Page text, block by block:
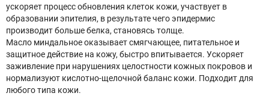
ускоряет процесс обновления клеток кожи, участвует в
образовании эпителия, в результате чего эпидермис
производит больше белка, становясь толще.
Масло миндальное оказывает смягчающее, питательное и
защитное действие на кожу, быстро впитывается. Ускоряет
заживление при нарушениях целостности кожных покровов и
нормализуют кислотно-щелочной баланс кожи. Подходит для
любого типа кожи.